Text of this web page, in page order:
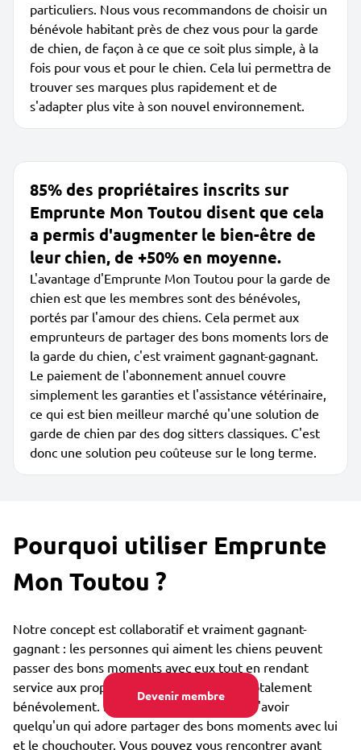
Devenir membre
particuliers. Nous vous recommandons de choisir un
bénévole habitant près de chez vous pour la garde
de chien, de façon à ce que ce soit plus simple, à la
fois pour vous et pour le chien. Cela lui permettra de
trouver ses marques plus rapidement et de
s'adapter plus vite à son nouvel environnement.
85% des propriétaires inscrits sur
Emprunte Mon Toutou disent que cela
a permis d'augmenter le bien-être de
leur chien, de +50% en moyenne.
L'avantage d'Emprunte Mon Toutou pour la garde de
chien est que les membres sont des bénévoles,
portés par l'amour des chiens. Cela permet aux
emprunteurs de partager des bons moments lors de
la garde du chien, c'est vraiment gagnant-gagnant.
Le paiement de l'abonnement annuel couvre
simplement les garanties et l'assistance vétérinaire,
ce qui est bien meilleur marché qu'une solution de
garde de chien par des dog sitters classiques. C'est
donc une solution peu coûteuse sur le long terme.
Pourquoi utiliser Emprunte
Mon Toutou ?
Notre concept est collaboratif et vraiment gagnant-
gagnant : les personnes qui aiment les chiens peuvent
passer des bons moments avec eux tout en rendant
service aux propriétaires de ces toutous, totalement
bénévolement. Le toutou est lui heureux d'avoir
quelqu'un qui adore partager des bons moments avec lui
et le chouchouter. Vous pouvez vous rencontrer avant